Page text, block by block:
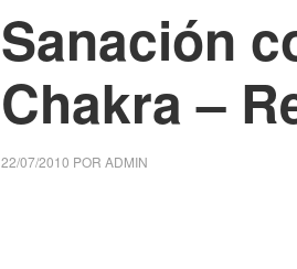
Sanación
Chakra –
22/07/2010 POR ADMIN